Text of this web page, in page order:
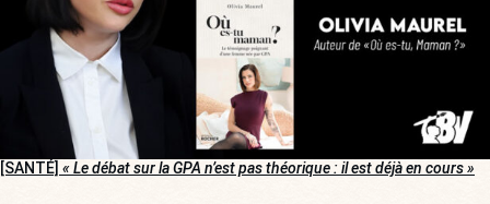
[SANTÉ] « Le débat sur la GPA n’est pas théorique : il est déjà en cours »